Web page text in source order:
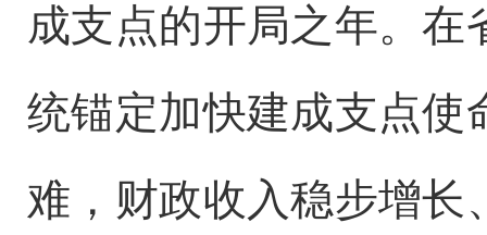
成支点的开局之年。
统锚定加快建成支点使
难，财政收入稳步增长